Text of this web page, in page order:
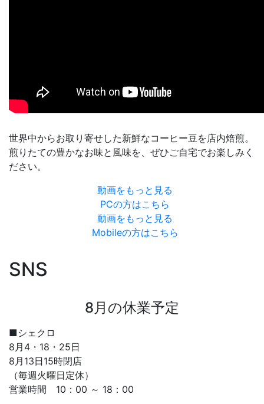
世界中からお取り寄せした新鮮なコーヒー豆を店内焙煎。
煎りたての豊かなお味と風味を、ぜひご自宅でお楽しみく
ださい。
動画をもっと見る
PCの方はこちら
動画をもっと見る
Mobileの方はこちら
SNS
8月の休業予定
■シェクロ
8月4・18・25日
8月13日15時閉店
（毎週火曜日定休）
営業時間 10：00 ～ 18：00